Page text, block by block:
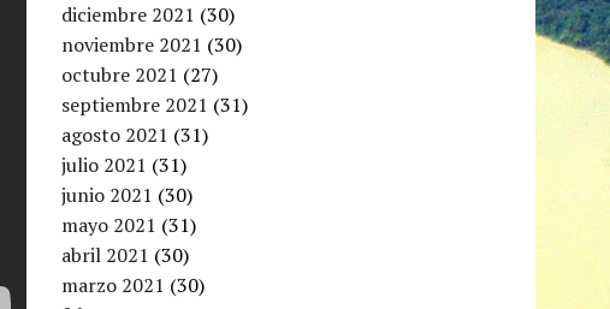
diciembre 2021 (30)
noviembre 2021 (30)
octubre 2021 (27)
septiembre 2021 (31)
agosto 2021 (31)
julio 2021 (31)
junio 2021 (30)
mayo 2021 (31)
abril 2021 (30)
marzo 2021 (30)